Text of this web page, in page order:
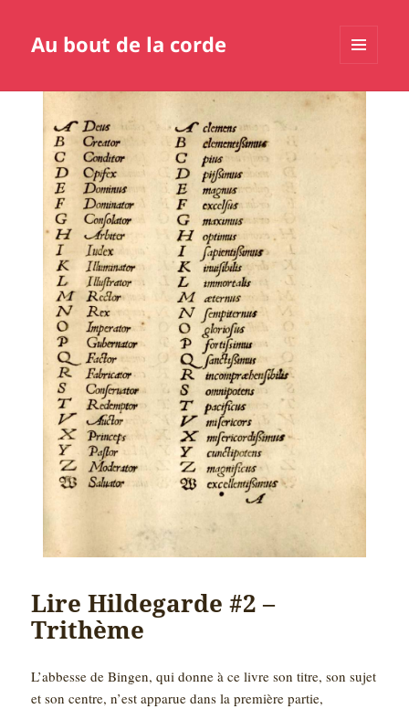
Au bout de la corde
WIDGETS
Lire Hildegarde #2 –
Trithème
L’abbesse de Bingen, qui donne à ce livre son titre, son sujet
et son centre, n’est apparue dans la première partie,